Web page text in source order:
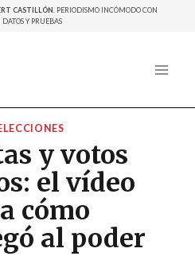
CASTILLÓN. PERIODISMO INCÓMODO CON
DATOS Y PRUEBAS
y votos
el vídeo
cómo
al poder